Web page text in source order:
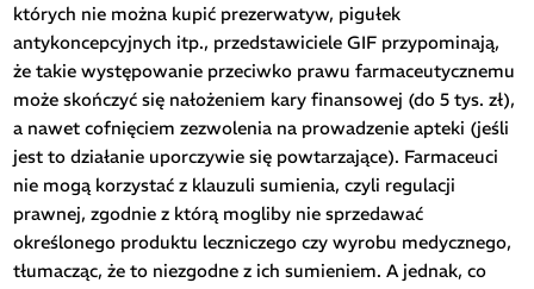
których nie można kupić prezerwatyw, pigułek
antykoncepcyjnych itp., przedstawiciele GIF przypominają,
że takie występowanie przeciwko prawu farmaceutycznemu
może skończyć się nałożeniem kary finansowej (do 5 tys. zł),
a nawet cofnięciem zezwolenia na prowadzenie apteki (jeśli
jest to działanie uporczywie się powtarzające). Farmaceuci
nie mogą korzystać z klauzuli sumienia, czyli regulacji
prawnej, zgodnie z którą mogliby nie sprzedawać
określonego produktu leczniczego czy wyrobu medycznego,
tłumacząc, że to niezgodne z ich sumieniem. A jednak, co